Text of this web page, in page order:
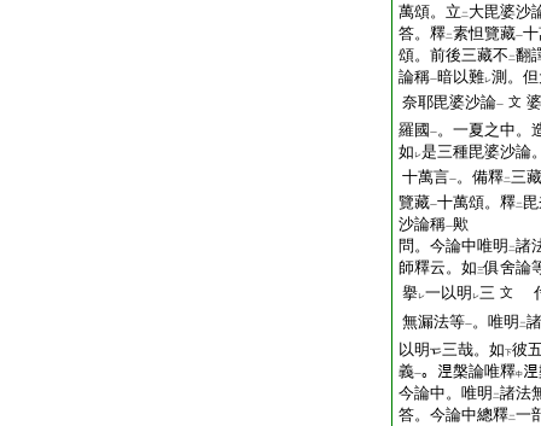
萬頌。立 二 大毘婆沙
答。釋二素怛覽藏一
頌。前後三藏不 二翻
論稱一暗以難レ測。
奈耶毘婆沙論一 文
羅國 一。一夏之中。
如 レ是三種毘婆沙論
十萬言一。備釋二三藏
覽藏一十萬頌。釋二
沙論稱一歟
問。今論中唯明 二諸
師釋云。如三俱舍論
擧レ一以明 レ三 文
無漏法等一。唯明 二
以明
三哉。如下彼
義一。𣵀槃論唯釋中
今論中。唯明 二諸法
答。今論中總釋二一